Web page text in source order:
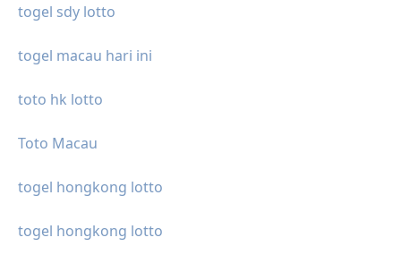
togel sdy lotto
togel macau hari ini
toto hk lotto
Toto Macau
togel hongkong lotto
togel hongkong lotto